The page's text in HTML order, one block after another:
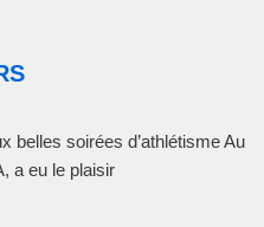
belles soirées d’athlétisme Au
a eu le plaisir